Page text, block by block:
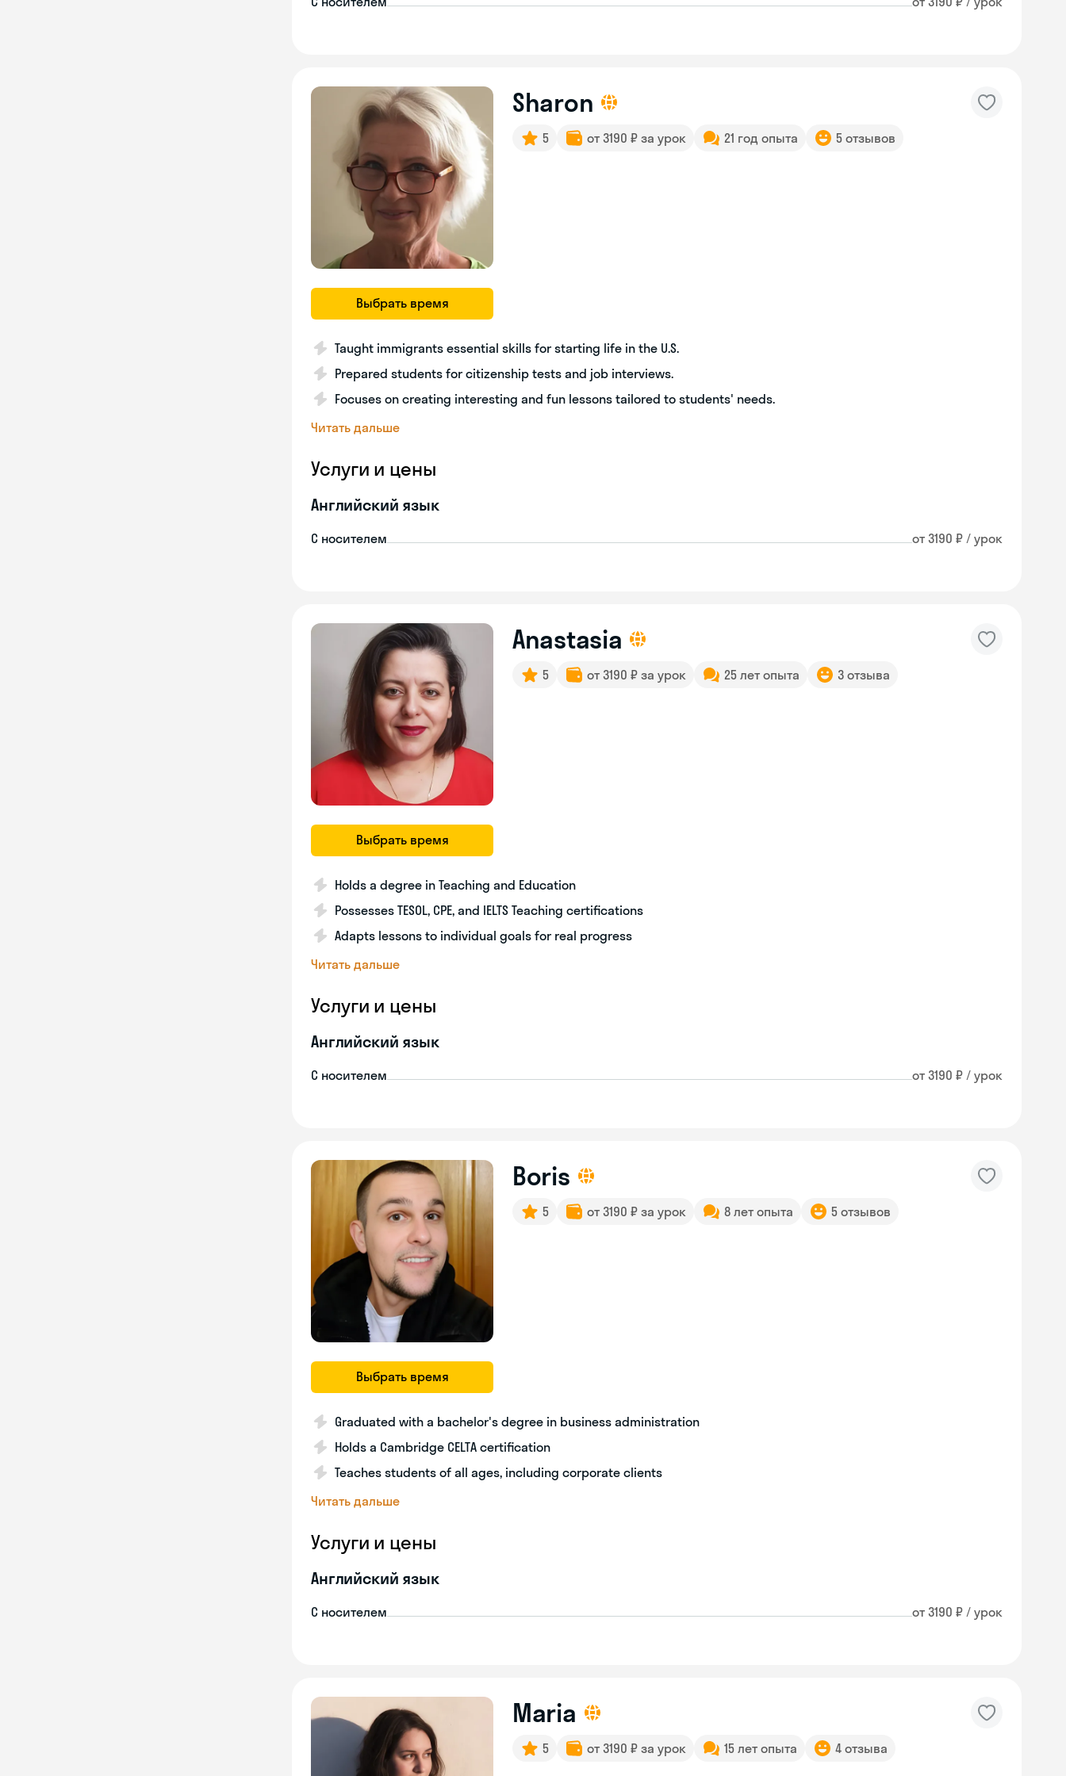
Выбрать время
Sharon
5 от 3190 ₽ за урок 21 год опыта 5 отзывов
Taught immigrants essential skills for starting life in the U.S.
Prepared students for citizenship tests and job interviews.
Focuses on creating interesting and fun lessons tailored to students' needs.
Читать дальше
Услуги и цены
Английский язык
С носителем от 3190 ₽ / урок
Выбрать время
Anastasia
5 от 3190 ₽ за урок 25 лет опыта 3 отзыва
Holds a degree in Teaching and Education
Possesses TESOL, CPE, and IELTS Teaching certifications
Adapts lessons to individual goals for real progress
Читать дальше
Услуги и цены
Английский язык
С носителем от 3190 ₽ / урок
Выбрать время
Boris
5 от 3190 ₽ за урок 8 лет опыта 5 отзывов
Graduated with a bachelor's degree in business administration
Holds a Cambridge CELTA certification
Teaches students of all ages, including corporate clients
Читать дальше
Услуги и цены
Английский язык
С носителем от 3190 ₽ / урок
Maria
5 от 3190 ₽ за урок 15 лет опыта 4 отзыва